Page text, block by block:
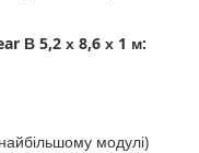
В 5,2 х 8,6 х 1 м:
модулі)